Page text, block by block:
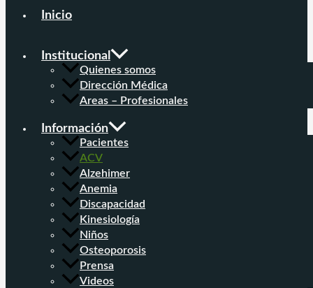
Inicio
Institucional
Quienes somos
Dirección Médica
Areas – Profesionales
Información
Pacientes
ACV
Alzehimer
Anemia
Discapacidad
Kinesiología
Niños
Osteoporosis
Prensa
Videos